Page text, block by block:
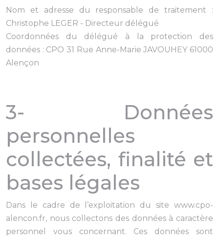
Nom et adresse du responsable de traitement :
Christophe LEGER - Directeur délégué
Coordonnées du délégué à la protection des
données : CPO 31 Rue Anne-Marie JAVOUHEY 61000
Alençon
3- Données
personnelles
collectées, finalité et
bases légales
Dans le cadre de l’exploitation du site www.cpo-
alencon.fr, nous collectons des données à caractère
personnel vous concernant. Ces données sont